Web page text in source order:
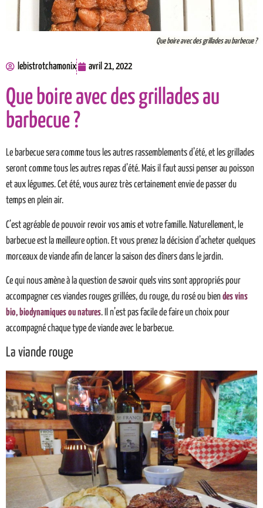
Que boire avec des grillades au barbecue ?
lebistrotchamonix avril 21, 2022
Que boire avec des grillades au
barbecue ?
Le barbecue sera comme tous les autres rassemblements d’été, et les grillades
seront comme tous les autres repas d’été. Mais il faut aussi penser au poisson
et aux légumes. Cet été, vous aurez très certainement envie de passer du
temps en plein air.
C’est agréable de pouvoir revoir vos amis et votre famille. Naturellement, le
barbecue est la meilleure option. Et vous prenez la décision d’acheter quelques
morceaux de viande afin de lancer la saison des dîners dans le jardin.
Ce qui nous amène à la question de savoir quels vins sont appropriés pour
accompagner ces viandes rouges grillées, du rouge, du rosé ou biendes vins
bio, biodynamiques ou natures. Il n’est pas facile de faire un choix pour
accompagné chaque type de viande avec le barbecue.
La viande rouge